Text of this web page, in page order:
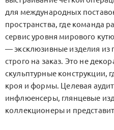
для международных
пространства, где команда
сервис уровня мирового
— эксклюзивные изделия из
строго на заказ. Это не
скульптурные конструкции,
кроя и формы. Целевая
инфлюенсеры, глянцевые
коллекционеры и